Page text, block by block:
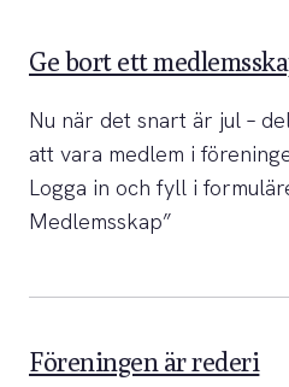
Ge bort ett
Nu när det snart är jul –
att vara medlem i
Logga in och fyll i
Medlemsskap”
Föreningen är rederi